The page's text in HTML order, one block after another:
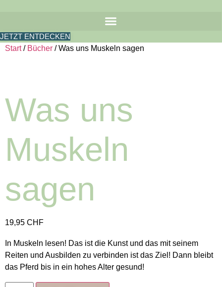
JETZT ENTDECKEN
Start/ Bücher / Was uns Muskeln sagen
Was uns
Muskeln
sagen
19,95 CHF
In Muskeln lesen! Das ist die Kunst und das mit seinem
Reiten und Ausbilden zu verbinden ist das Ziel! Dann bleibt
das Pferd bis in ein hohes Alter gesund!
Was